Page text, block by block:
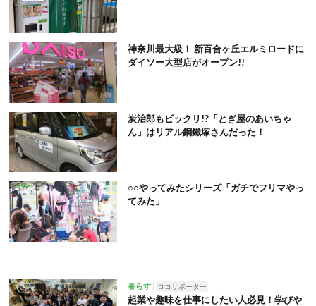
神奈川最大級！ 新百合ヶ丘エルミロードに
ダイソー大型店がオープン!!
炭治郎もビックリ!?「とぎ屋のあいちゃ
ん」はリアル鋼鐵塚さんだった！
○○やってみたシリーズ「ガチでフリマやっ
てみた」
暮らす ロコサポーター
起業や趣味を仕事にしたい人必見！学びや